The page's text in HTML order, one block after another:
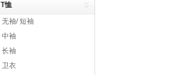
T恤
无袖/ 短袖
中袖
长袖
卫衣